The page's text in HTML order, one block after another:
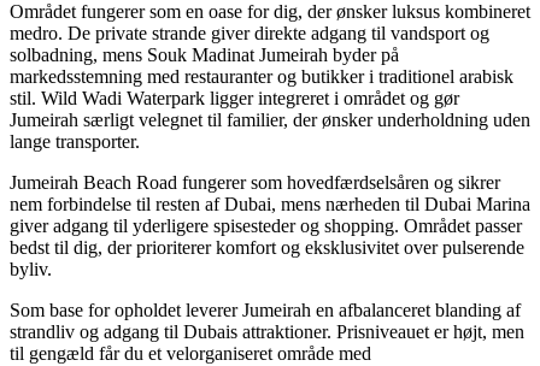
Området fungerer som en oase for dig, der ønsker luksus kombineret
medro. De private strande giver direkte adgang til vandsport og
solbadning, mens Souk Madinat Jumeirah byder på
markedsstemning med restauranter og butikker i traditionel arabisk
stil. Wild Wadi Waterpark ligger integreret i området og gør
Jumeirah særligt velegnet til familier, der ønsker underholdning uden
lange transporter.
Jumeirah Beach Road fungerer som hovedfærdselsåren og sikrer
nem forbindelse til resten af Dubai, mens nærheden til Dubai Marina
giver adgang til yderligere spisesteder og shopping. Området passer
bedst til dig, der prioriterer komfort og eksklusivitet over pulserende
byliv.
Som base for opholdet leverer Jumeirah en afbalanceret blanding af
strandliv og adgang til Dubais attraktioner. Prisniveauet er højt, men
til gengæld får du et velorganiseret område med